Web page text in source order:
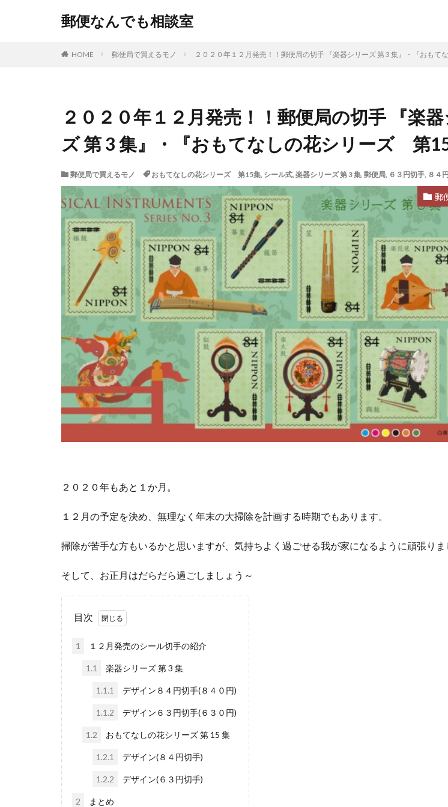
郵便なんでも相談室
HOME 郵便局で買えるモノ ２０２０年１２月発売！！郵便局の切手 『楽器シリーズ 第 3 集』・『おもて
２０２０年１２月発売！！郵便局の切手 『楽
ズ 第 3 集』・『おもてなしの花シリーズ 第15
郵便局で買えるモノ おもてなしの花シリーズ 第15集, シール式, 楽器シリーズ 第 3 集, 郵便局, ６３円切手, ８４
郵
２０２０年もあと１か月。
１２月の予定を決め、無理なく年末の大掃除を計画する時期でもあります。
掃除が苦手な方もいるかと思いますが、気持ちよく過ごせる我が家になるように頑張りま
そして、お正月はだらだら過ごしましょう～
目次
1 １２月発売のシール切手の紹介
1.1 楽器シリーズ 第 3 集
1.1.1 デザイン８４円切手(８４０円)
1.1.2 デザイン６３円切手(６３０円)
1.2 おもてなしの花シリーズ 第 15 集
1.2.1 デザイン(８４円切手)
1.2.2 デザイン(６３円切手)
2 まとめ